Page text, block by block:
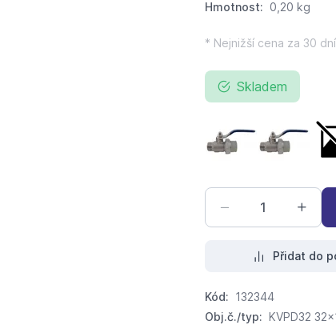
Hmotnost: 0,20 kg
* Nejnižší cena za 30 dní
Skladem
kulový kohout
kulový
Přidat do
Kód: 132344
Obj.č./typ: KVPD32